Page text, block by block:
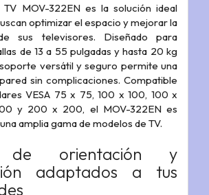
MOV-322EN es la solución ideal
optimizar el espacio y mejorar la
sus televisores. Diseñado para
de 13 a 55 pulgadas y hasta 20 kg
versátil y seguro permite una
sin complicaciones. Compatible
VESA 75 x 75, 100 x 100, 100 x
y 200 x 200, el MOV-322EN es
amplia gama de modelos de TV.
de orientación y
adaptados a tus